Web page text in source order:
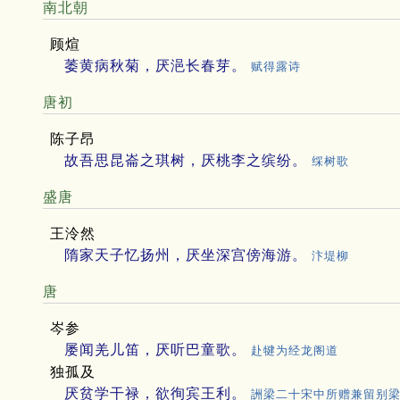
南北朝
顾煊
萎黄病秋菊，厌浥长春芽。
赋得露诗
唐初
陈子昂
故吾思昆崙之琪树，厌桃李之缤纷。
䌽树歌
盛唐
王泠然
隋家天子忆扬州，厌坐深宫傍海游。
汴堤柳
唐
岑参
屡闻羌儿笛，厌听巴童歌。
赴犍为经龙阁道
独孤及
厌贫学干禄，欲徇宾王利。
詶梁二十宋中所赠兼留别